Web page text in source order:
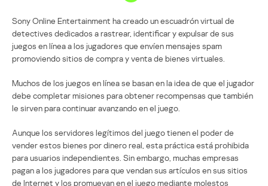
Sony Online Entertainment ha creado un escuadrón virtual de
detectives dedicados a rastrear, identificar y expulsar de sus
juegos en línea a los jugadores que envíen mensajes spam
promoviendo sitios de compra y venta de bienes virtuales.
Muchos de los juegos en línea se basan en la idea de que el jugador
debe completar misiones para obtener recompensas que también
le sirven para continuar avanzando en el juego.
Aunque los servidores legítimos del juego tienen el poder de
vender estos bienes por dinero real, esta práctica está prohibida
para usuarios independientes. Sin embargo, muchas empresas
pagan a los jugadores para que vendan sus artículos en sus sitios
de Internet y los promuevan en el juego mediante molestos